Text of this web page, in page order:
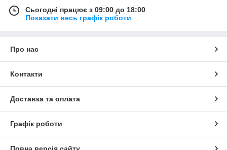
Сьогодні працює з 09:00 до 18:00
Показати весь графік роботи
Про нас
Контакти
Доставка та оплата
Графік роботи